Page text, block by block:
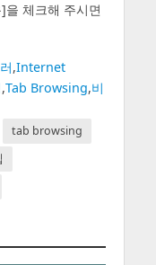
체크해 주시면
,Internet
,Tab Browsing,비
tab browsing